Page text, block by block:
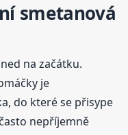
smetanová
na začátku.
je
do které se přisype
nepříjemně